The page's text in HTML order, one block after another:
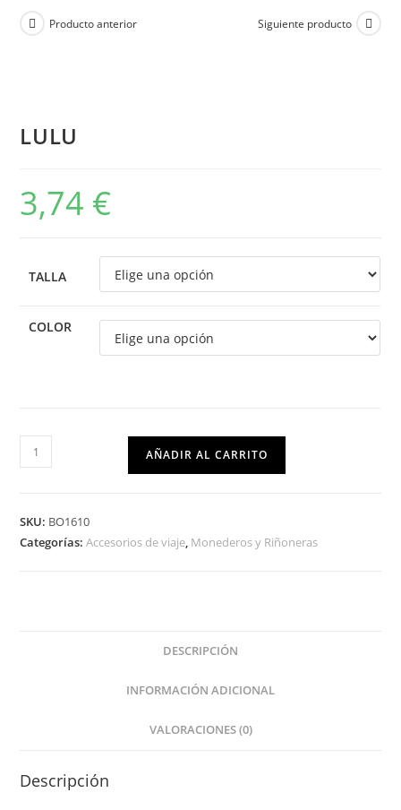
Producto anterior Siguiente producto
LULU
3,74 €
TALLA
COLOR
AÑADIR AL CARRITO
SKU: BO1610
Categorías:Accesorios de viaje, Monederos y Riñoneras
DESCRIPCIÓN
INFORMACIÓN ADICIONAL
VALORACIONES (0)
Descripción